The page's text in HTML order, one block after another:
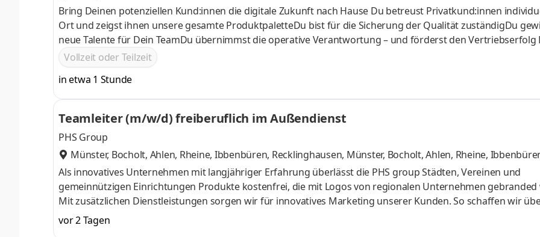
Bring Deinen potenziellen Kund:innen die digitale Zukunft nach Hause Du betreust Privatkund:innen
Ort und zeigst ihnen unsere gesamte ProduktpaletteDu bist für die Sicherung der Qualität zuständigDu
neue Talente für Dein TeamDu übernimmst die operative Verantwortung – und förderst den Vertriebserfolg
TeamsDu motivierst Dein Team und unterstützt es durch Deine Expertise
Vollzeit oder Teilzeit
in etwa 1 Stunde
Teamleiter (m/w/d) freiberuflich im Außendienst
PHS Group
Münster, Bocholt, Ahlen, Rheine, Ibbenbüren, Recklinghausen, Münster, Bocholt, Ahlen, Rheine,
Als innovatives Unternehmen mit langjähriger Erfahrung überlässt die PHS group Städten, Vereinen und
gemeinnützigen Einrichtungen Produkte kostenfrei, die mit Logos von regionalen Unternehmen gebranded
Mit zusätzlichen Dienstleistungen sorgen wir für innovatives Marketing unserer Kunden. So schaffen wir
nachhaltige Netzwerke. Bewerben Sie sich bei uns als TEAMLEITER (m/w/d) freiberuflich im Außendienst
(selbstständige Tätigkeit nach § 84 HGB) Wir suchen aus den Regionen Münster, Recklingshausen, Bocholt,
vor 2 Tagen